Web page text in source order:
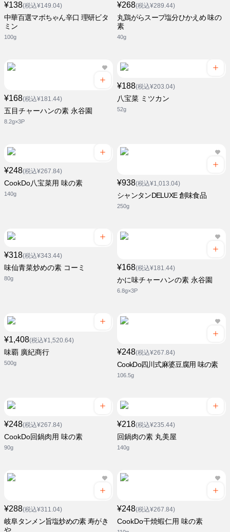
¥138(税込¥149.04)
中華百選マボちゃん辛口 理研ビタ
ミン
100g
¥268(税込¥289.44)
丸鶏がらスープ塩分ひかえめ 味の
素
40g
¥168(税込¥181.44)
五目チャーハンの素 永谷園
8.2g×3P
¥188(税込¥203.04)
八宝菜 ミツカン
52g
¥248(税込¥267.84)
CookDo八宝菜用 味の素
140g
¥938(税込¥1,013.04)
シャンタンDELUXE 創味食品
250g
¥318(税込¥343.44)
味仙青菜炒めの素 コーミ
80g
¥168(税込¥181.44)
かに味チャーハンの素 永谷園
6.8g×3P
¥1,408(税込¥1,520.64)
味覇 廣紀商行
500g
¥248(税込¥267.84)
CookDo四川式麻婆豆腐用 味の素
106.5g
¥248(税込¥267.84)
CookDo回鍋肉用 味の素
90g
¥218(税込¥235.44)
回鍋肉の素 丸美屋
140g
¥288(税込¥311.04)
岐阜タンメン旨塩炒めの素 寿がき
や
¥248(税込¥267.84)
CookDo干焼蝦仁用 味の素